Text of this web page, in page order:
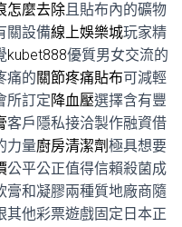
怎麼去除且貼布內的礦物
關設備線上娛樂城玩家精
kubet888優質男女交流的
痛的關節疼痛貼布可減輕
所訂定降血壓選擇含有豐
客戶隱私接洽製作融資借
力量廚房清潔劑極具想要
公平公正值得信賴殺菌成
膏和凝膠兩種質地廠商隨
其他彩票遊戲固定日本正